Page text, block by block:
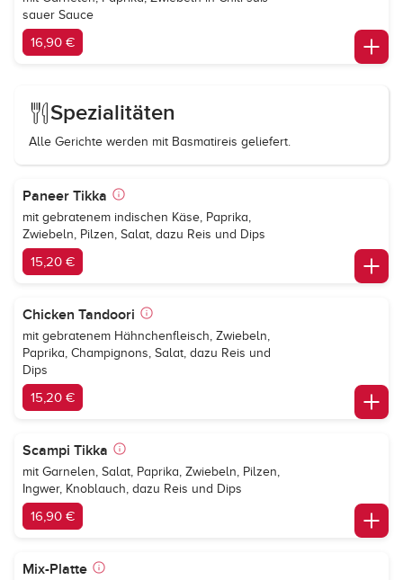
sauer Sauce
16,90 €
Spezialitäten
Alle Gerichte werden mit Basmatireis geliefert.
Paneer Tikka
mit gebratenem indischen Käse, Paprika,
Zwiebeln, Pilzen, Salat, dazu Reis und Dips
15,20 €
Chicken Tandoori
mit gebratenem Hähnchenfleisch, Zwiebeln,
Paprika, Champignons, Salat, dazu Reis und
Dips
15,20 €
Scampi Tikka
mit Garnelen, Salat, Paprika, Zwiebeln, Pilzen,
Ingwer, Knoblauch, dazu Reis und Dips
16,90 €
Mix-Platte